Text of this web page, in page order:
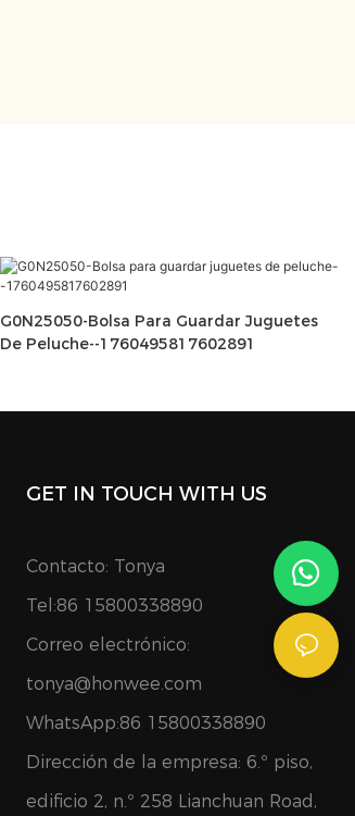
G0N25050-Bolsa Para Guardar Juguetes
De Peluche--1760495817602891
GET IN TOUCH WITH US
Contacto: Tonya
Tel:86 15800338890
Correo electrónico:
tonya@honwee.com
WhatsApp:86 15800338890
Dirección de la empresa: 6.º piso,
edificio 2, n.º 258 Lianchuan Road,